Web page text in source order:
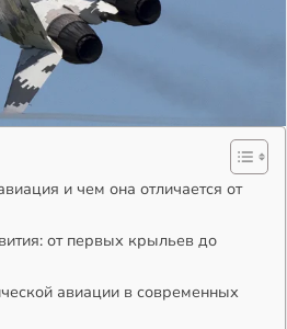
и чем она отличается от
от первых крыльев до
авиации в современных